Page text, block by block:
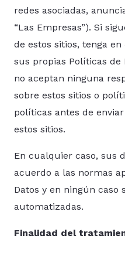
redes asociadas,
“Las Empresas”). Si
de estos sitios, tenga
sus propias Políticas de
no aceptan ninguna
sobre estos sitios o
políticas antes de
estos sitios.
En cualquier caso, sus
acuerdo a las normas
Datos y en ningún caso
automatizadas.
Finalidad del